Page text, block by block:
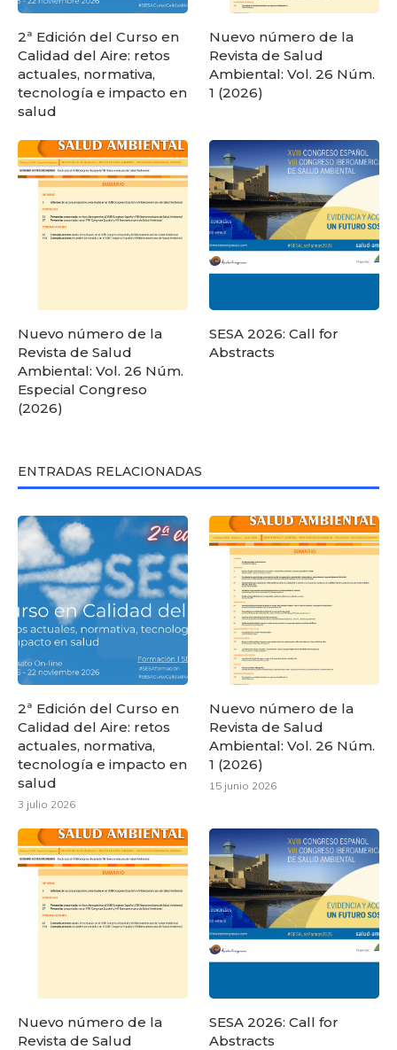
2ª Edición del Curso en
Calidad del Aire: retos
actuales, normativa,
tecnología e impacto en
salud
Nuevo número de la
Revista de Salud
Ambiental: Vol. 26 Núm.
1 (2026)
Nuevo número de la
Revista de Salud
Ambiental: Vol. 26 Núm.
Especial Congreso
(2026)
SESA 2026: Call for
Abstracts
ENTRADAS RELACIONADAS
2ª Edición del Curso en
Calidad del Aire: retos
actuales, normativa,
tecnología e impacto en
salud
3 julio 2026
Nuevo número de la
Revista de Salud
Ambiental: Vol. 26 Núm.
1 (2026)
15 junio 2026
Nuevo número de la
Revista de Salud
SESA 2026: Call for
Abstracts